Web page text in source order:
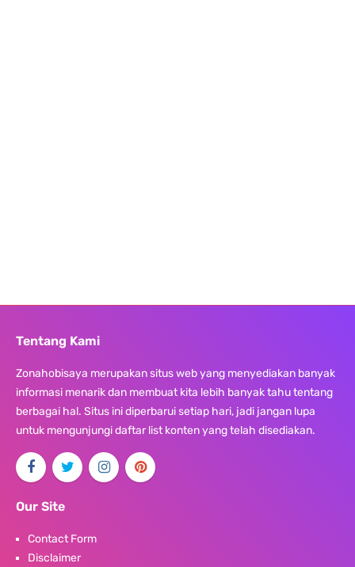
Tentang Kami
Zonahobisaya merupakan situs web yang menyediakan banyak
informasi menarik dan membuat kita lebih banyak tahu tentang
berbagai hal. Situs ini diperbarui setiap hari, jadi jangan lupa
untuk mengunjungi daftar list konten yang telah disediakan.
Our Site
Contact Form
Disclaimer